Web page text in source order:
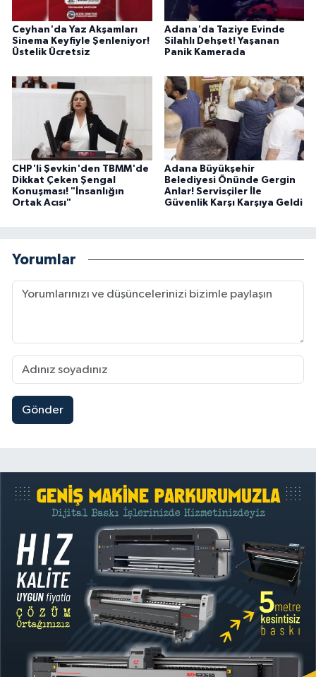
Ceyhan'da Yaz Akşamları
Sinema Keyfiyle Şenleniyor!
Üstelik Ücretsiz
Adana'da Taziye Evinde
Silahlı Dehşet! Yaşanan
Panik Kamerada
CHP'li Şevkin'den TBMM'de
Dikkat Çeken Şengal
Konuşması! "İnsanlığın
Ortak Acısı"
Adana Büyükşehir
Belediyesi Önünde Gergin
Anlar! Servisçiler İle
Güvenlik Karşı Karşıya Geldi
Yorumlar
Gönder